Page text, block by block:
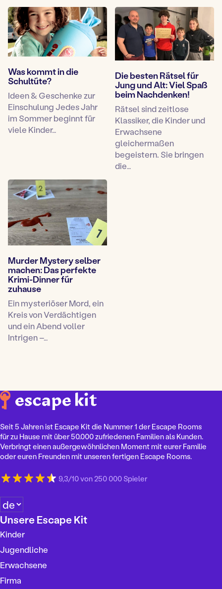
Was kommt in die
Schultüte?
Ideen & Geschenke zur
Einschulung Jedes Jahr
im Sommer beginnt für
viele Kinder…
Die besten Rätsel für
Jung und Alt: Viel Spaß
beim Nachdenken!
Rätsel sind zeitlose
Klassiker, die Kinder und
Erwachsene
gleichermaßen
begeistern. Sie bringen
die…
Murder Mystery selber
machen: Das perfekte
Krimi-Dinner für
zuhause
Ein mysteriöser Mord, ein
Kreis von Verdächtigen
und ein Abend voller
Intrigen –…
Seit 5 Jahren ist Escape Kit die Nummer 1 der Escape Rooms
für zu Hause mit über 50.000 zufriedenen Familien als Kunden.
Verbringt einen außergewöhnlichen Moment mit eurer Familie
oder euren Freunden mit unseren fertigen Escape Rooms.
9,3/10 von 250 000 Spieler
S
p
r
a
c
e
a
Unsere Escape Kit
Kinder
Jugendliche
Erwachsene
Firma